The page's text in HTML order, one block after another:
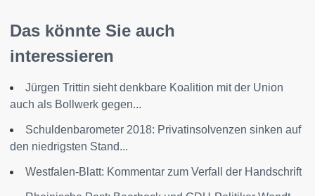
Das könnte Sie auch
interessieren
Jürgen Trittin sieht denkbare Koalition mit der Union
auch als Bollwerk gegen...
Schuldenbarometer 2018: Privatinsolvenzen sinken auf
den niedrigsten Stand...
Westfalen-Blatt: Kommentar zum Verfall der Handschrift